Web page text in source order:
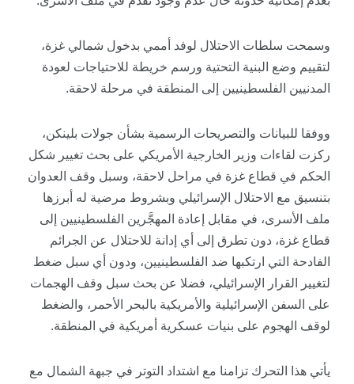
وسمحت سلطات الاحتلال لوفد أممي بدخول شمالي غزة،
لتقييم وضع البنية التحتية ورسم خريطة للاحتياجات لعودة
المدنيين الفلسطينيين إلى المنطقة في مرحلة لاحقة.
ووفقا للبيانات والتصريحات الرسمية بشأن جولات بلينكن،
ركزت لقاءات وزير الخارجية الأمريكي على بحث تغيير شكل
الحكم في قطاع غزة في مراحل لاحقة، وسبل وقف العدوان
بتنسيق مع الاحتلال الإسرائيلي وبشروط مرضية له أبرزها
ملف الأسرى، في مقابل إعادة المهجَّرين الفلسطينيين إلى
قطاع غزة، دون تطرق إلى أي إدانة للاحتلال عن الجرائم
الفادحة التي ارتكبها ضد الفلسطينيين، ودون أي سبل ضغط
لتغيير القرار الإسرائيلي، فضلا عن بحث سبل وقف الهجمات
على السفن الإسرائيلية والأمريكية بالبحر الأحمر، والضغط
لوقف الهجوم على بنيات عسكرية أمريكية في المنطقة.
يأتي هذا التحرك تزامنا مع اشتداد التوتر في جبهة الشمال مع